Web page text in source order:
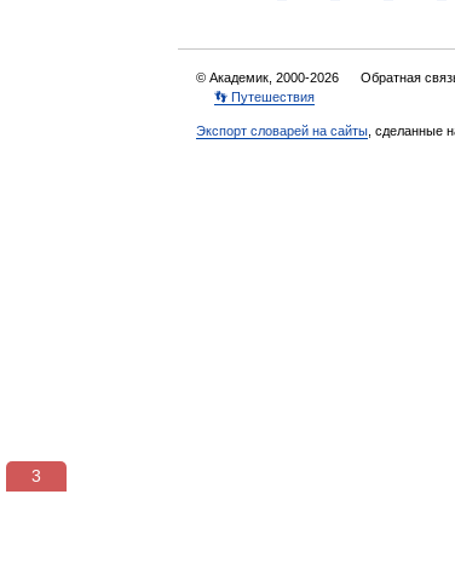
© Академик, 2000-2026 Обратная
👣 Путешествия
Экспорт словарей на сайты , сделанные
3